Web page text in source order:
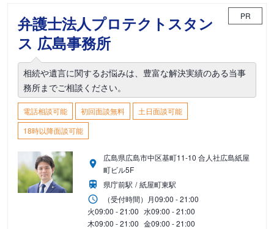
弁護士法人プロテクトスタン
ス 広島事務所
PR
相続や遺言に関するお悩みは、豊富な解決実績のある当事
務所までご相談ください。
電話相談可能 初回面談無料
土日面談可能
18時以降面談可能
広島県広島市中区基町11-10 合人社広島紙屋
町ビル5F
県庁前駅
紙屋町東駅
（受付時間） 月09:00 - 21:00
火09:00 - 21:00 水09:00 - 21:00
木09:00 - 21:00 金09:00 - 21:00